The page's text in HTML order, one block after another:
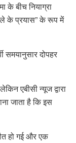
के बीच नियाग्रा
के प्रयास” के रूप में
समयानुसार दोपहर
एबीसी न्यूज द्वारा
जाता है कि इस
हो गई और एक